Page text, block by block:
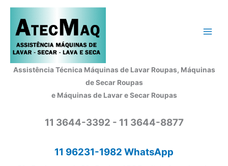
Assistência Técnica Máquinas de Lavar Roupas, Máquinas
de Secar Roupas
e Máquinas de Lavar e Secar Roupas
11 3644-3392 - 11 3644-8877
11 96231-1982 WhatsApp